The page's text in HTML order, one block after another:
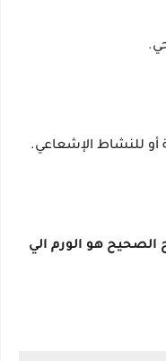
أو للنشاط الإشعاعي.
هو الورم الي